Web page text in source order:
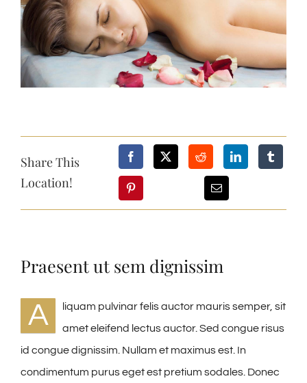
Share This
Location!
Praesent ut sem dignissim
A
liquam pulvinar felis auctor mauris semper, sit
amet eleifend lectus auctor. Sed congue risus
id congue dignissim. Nullam et maximus est. In
condimentum purus eget est pretium sodales. Donec